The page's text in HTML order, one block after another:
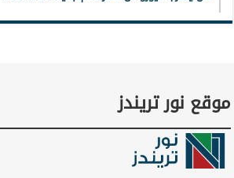
موقع نور تريندز